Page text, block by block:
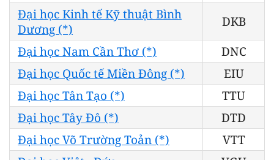
Đại học Kinh tế Kỹ thuật Bình
Dương (*)
DKB
Đại học Nam Cần Thơ (*)
DNC
Đại học Quốc tế Miền Đông (*)
EIU
Đại học Tân Tạo (*)
TTU
Đại học Tây Đô (*)
DTD
Đại học Võ Trường Toản (*)
VTT